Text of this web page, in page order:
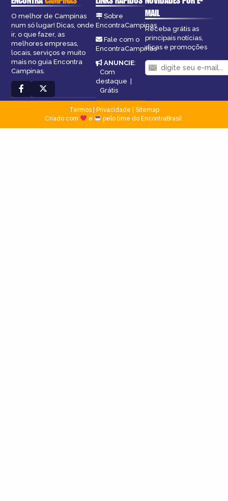
O melhor de Campinas
num só lugar! Dicas, onde
ir, o que fazer, as
melhores empresas,
locais, serviços e muito
mais no guia Encontra
Campinas.
Sobre
EncontraCampinas
Fale com o
EncontraCampinas
ANUNCIE:
Com
destaque |
Grátis
MAIL
Receba grátis as
principais notícias,
dicas e promoções
Termos| Privacidade
Sitemap
Criado com
e pelo time do EncontraBrasil